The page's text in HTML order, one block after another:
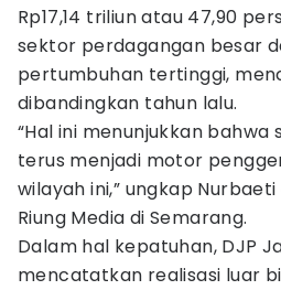
Rp17,14 triliun atau 47,90
sektor perdagangan besar
pertumbuhan tertinggi,
dibandingkan tahun lalu.
“Hal ini menunjukkan
terus menjadi motor
wilayah ini,” ungkap
Riung Media di Semarang.
Dalam hal kepatuhan, DJP
mencatatkan realisasi luar